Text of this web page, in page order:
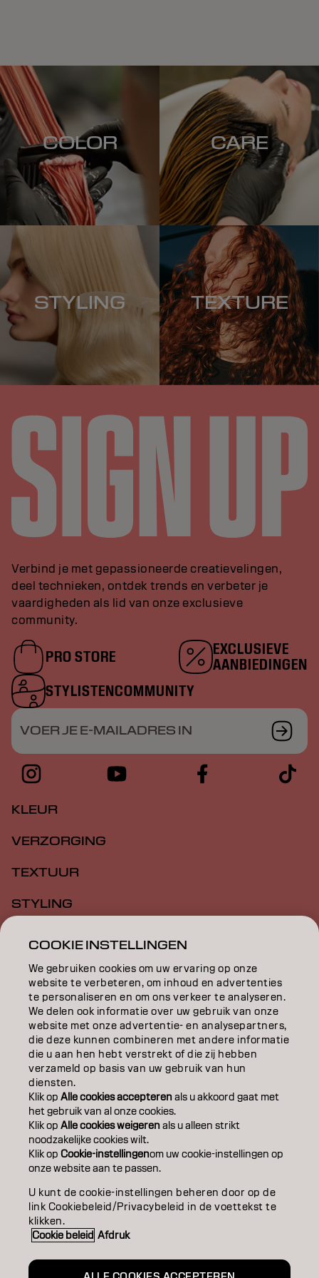
COLOR CARE
STYLING TEXTURE
Verbind je met gepassioneerde creatievelingen,
deel technieken, ontdek trends en verbeter je
vaardigheden als lid van onze exclusieve
community.
PRO STORE
EXCLUSIEVE
AANBIEDINGEN
STYLISTENCOMMUNITY
VOER JE E-MAILADRES IN
KLEUR
VERZORGING
TEXTUUR
STYLING
EDUCATION
OVER
SALONVINDER
WORD PARTNER
CONTACT
ColofonPrivacyverklaringCookiebeleid
GebruiksvoorwaardenToegankelijkheidsverklaring
BE | Dutch
COOKIE INSTELLINGEN
We gebruiken cookies om uw ervaring op onze
website te verbeteren, om inhoud en advertenties
te personaliseren en om ons verkeer te analyseren.
We delen ook informatie over uw gebruik van onze
website met onze advertentie- en analysepartners,
die deze kunnen combineren met andere informatie
die u aan hen hebt verstrekt of die zij hebben
verzameld op basis van uw gebruik van hun
diensten.
Klik opAlle cookies accepterenals u akkoord gaat met
het gebruik van al onze cookies.
Klik opAlle cookies weigerenals u alleen strikt
noodzakelijke cookies wilt.
Klik opCookie-instellingenom uw cookie-instellingen op
onze website aan te passen.
U kunt de cookie-instellingen beheren door op de
link Cookiebeleid/Privacybeleid in de voettekst te
klikken.
Cookie beleid Afdruk